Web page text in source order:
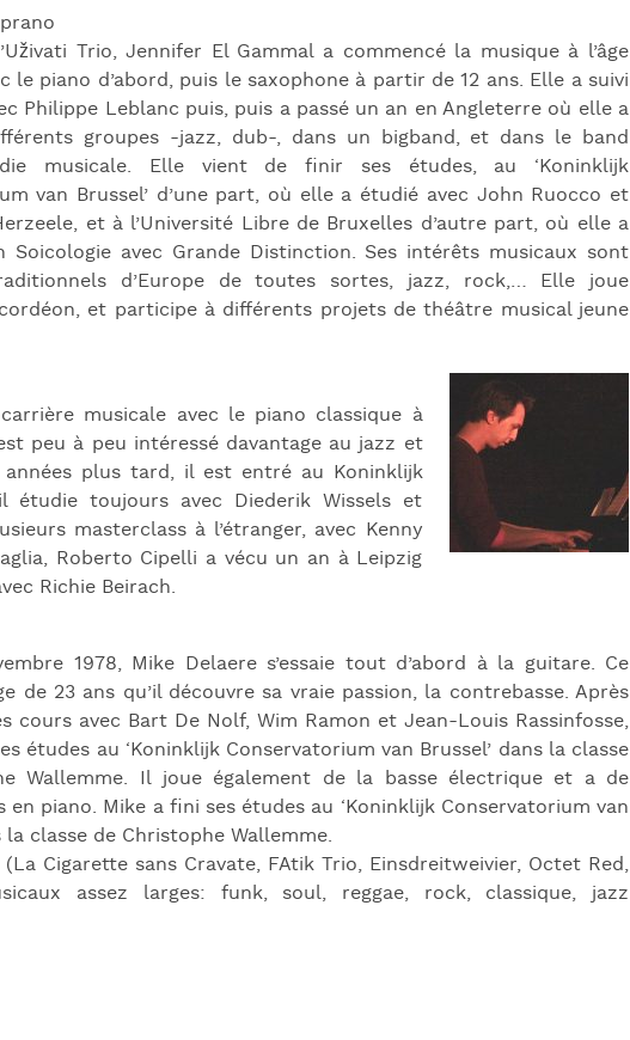
Trio, Jennifer El Gammal a commencé la musique à l’âge
le piano d’abord, puis le saxophone à partir de 12 ans. Elle a suivi
Philippe Leblanc puis, puis a passé un an en Angleterre où elle a
groupes -jazz, dub-, dans un bigband, et dans le band
musicale. Elle vient de finir ses études, au ‘Koninklijk
van Brussel’ d’une part, où elle a étudié avec John Ruocco et
et à l’Université Libre de Bruxelles d’autre part, où elle a
avec Grande Distinction. Ses intérêts musicaux sont
d’Europe de toutes sortes, jazz, rock,… Elle joue
et participe à différents projets de théâtre musical jeune
musicale avec le piano classique à
peu à peu intéressé davantage au jazz et
années plus tard, il est entré au Koninklijk
étudie toujours avec Diederik Wissels et
masterclass à l’étranger, avec Kenny
Roberto Cipelli a vécu un an à Leipzig
Richie Beirach.
1978, Mike Delaere s’essaie tout d’abord à la guitare. Ce
de 23 ans qu’il découvre sa vraie passion, la contrebasse. Après
cours avec Bart De Nolf, Wim Ramon et Jean-Louis Rassinfosse,
études au ‘Koninklijk Conservatorium van Brussel’ dans la classe
Wallemme. Il joue également de la basse électrique et a de
en piano. Mike a fini ses études au ‘Koninklijk Conservatorium van
la classe de Christophe Wallemme.
Cigarette sans Cravate, FAtik Trio, Einsdreitweivier, Octet Red,
assez larges: funk, soul, reggae, rock, classique, jazz